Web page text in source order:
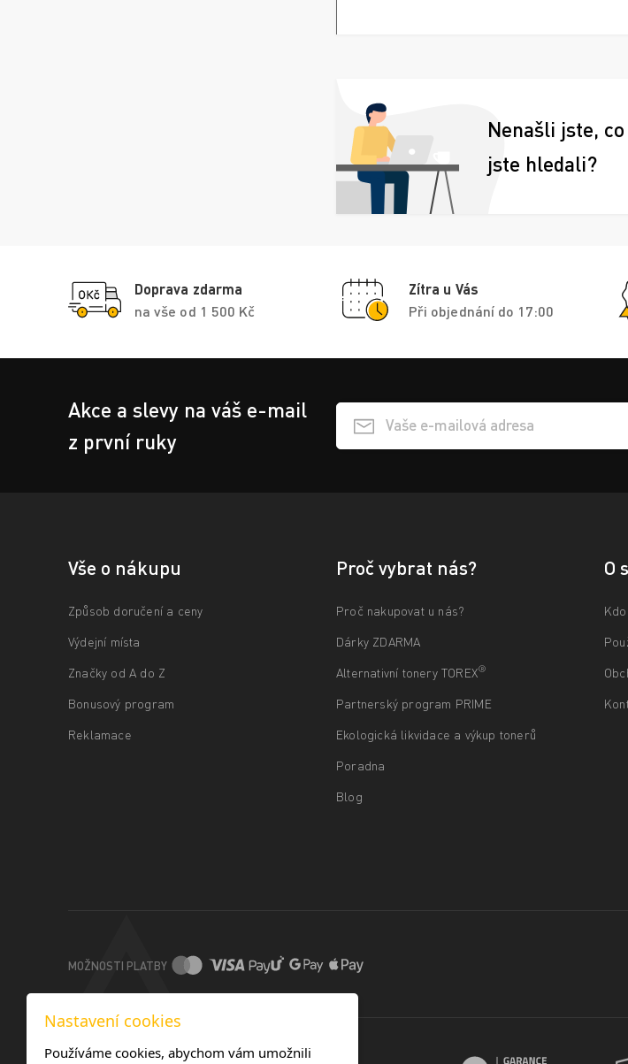
Nenašli jste, co
jste hledali?
Doprava zdarma
na vše od 1 500 Kč
Zítra u Vás
Při objednání do 17:00
Akce a slevy na váš e-mail
z první ruky
Přihlášení e-mailu k odběru
Vše o nákupu
Způsob doručení a ceny
Výdejní místa
Značky od A do Z
Bonusový program
Reklamace
Proč vybrat nás?
Proč nakupovat u nás?
Dárky ZDARMA
Alternativní tonery TOREX®
Partnerský program PRIME
Ekologická likvidace a výkup tonerů
Poradna
Blog
O
MOŽNOSTI PLATBY
Nastavení cookies
Používáme cookies, abychom vám umožnili